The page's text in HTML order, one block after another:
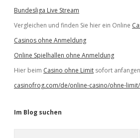
Bundesliga Live Stream
Vergleichen und finden Sie hier ein Online
Casinos ohne Anmeldung
Online Spielhallen ohne Anmeldung
Hier beim Casino ohne Limit sofort
casinofrog.com/de/online-casino/ohne-limit/
Im Blog suchen